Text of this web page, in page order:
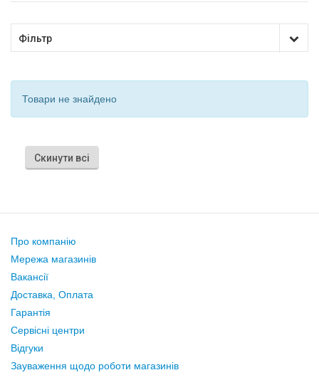
Фільтр
Товари не знайдено
Скинути всі
Про компанію
Мережа магазинів
Вакансії
Доставка, Оплата
Гарантія
Сервісні центри
Відгуки
Зауваження щодо роботи магазинів